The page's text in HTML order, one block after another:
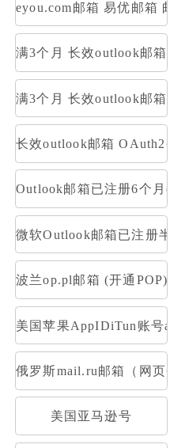
登录
eyou.com邮箱 易优邮箱 邮
满3个月 长效outlook邮箱
页号 账号格式英文人名数字
满3个月 长效outlook邮箱
令牌号 支持imap
长效outlook邮箱 OAuth2令
号 支持imap pop 量大优惠
Outlook邮箱已注册6个月(
上(带令牌号)【去令牌工具
微软Outlook邮箱已注册半
以上(带令牌号)【去令牌工
波兰op.pl邮箱 (开通POP)
名----duam邮箱名----登录
美国苹果AppIDiTun账号
俄罗斯mail.ru邮箱（网页登
美国亚马逊号